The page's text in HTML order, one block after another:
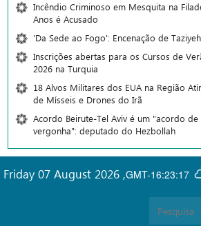
Incêndio Criminoso em Mesquita na
Anos é Acusado
'Da Sede ao Fogo': Encenação de
Inscrições abertas para os Cursos de
2026 na Turquia
18 Alvos Militares dos EUA na Região
de Mísseis e Drones do Irã
Acordo Beirute-Tel Aviv é um "acordo de
vergonha": deputado do Hezbollah
GMT-16:23:17
Friday 07 August 2026 ,